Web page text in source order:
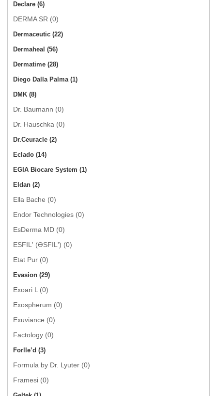
Declare (6)
DERMA SR (0)
Dermaceutic (22)
Dermaheal (56)
Dermatime (28)
Diego Dalla Palma (1)
DMK (8)
Dr. Baumann (0)
Dr. Hauschka (0)
Dr.Ceuracle (2)
Eclado (14)
EGIA Biocare System (1)
Eldan (2)
Ella Bache (0)
Endor Technologies (0)
EsDerma MD (0)
ESFIL' (ƏSFIL') (0)
Etat Pur (0)
Evasion (29)
Exoari L (0)
Exospherum (0)
Exuviance (0)
Factology (0)
Forlle’d (3)
Formula by Dr. Lyuter (0)
Framesi (0)